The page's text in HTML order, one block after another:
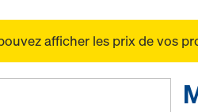
afficher les prix de vos